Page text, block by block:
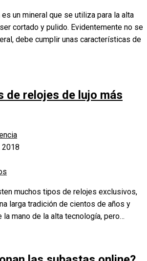
un mineral que se utiliza para la alta
cortado y pulido. Evidentemente no se
debe cumplir unas características de
de relojes de lujo más
2018
muchos tipos de relojes exclusivos,
larga tradición de cientos de años y
la mano de la alta tecnología, pero…